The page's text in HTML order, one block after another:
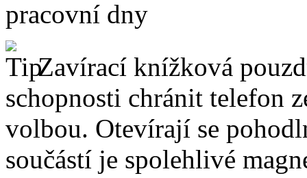
pracovní dny
Zavírací knížková
schopnosti chránit telefon
volbou. Otevírají se
součástí je spolehlivé